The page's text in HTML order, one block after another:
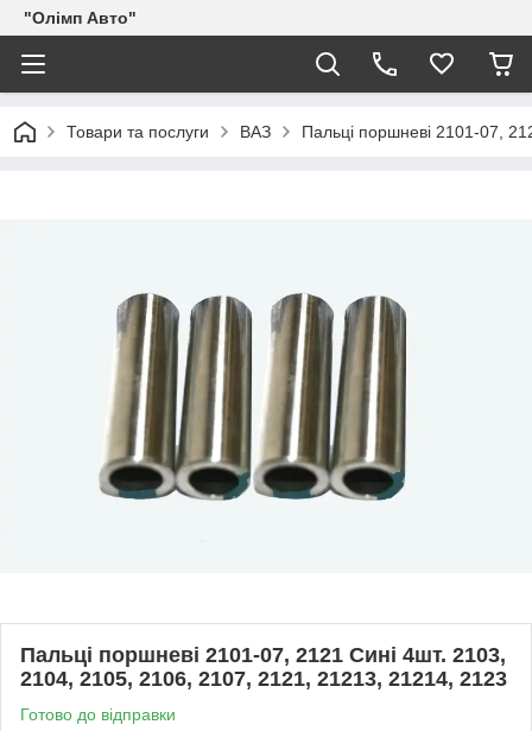
"Олімп Авто"
Товари та послуги ВАЗ Пальці поршневі 2101-07,
Пальці поршневі 2101-07, 2121 Сині 4шт. 2103,
2104, 2105, 2106, 2107, 2121, 21213, 21214, 2123
Готово до відправки